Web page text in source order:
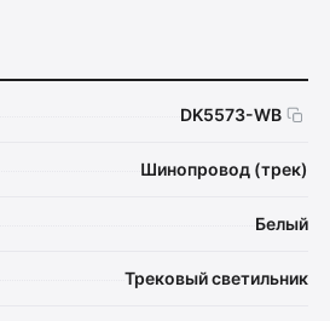
DK5573-WB
Шинопровод (трек)
Белый
Трековый светильник